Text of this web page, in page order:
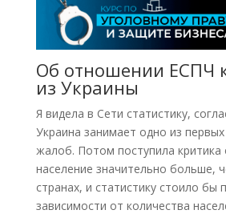
Об отношении ЕСПЧ
из Украины
Я видела в Сети статистику,
Украина занимает одно из
жалоб. Потом поступила критика
население значительно больше,
странах, и статистику стоило бы
зависимости от количества